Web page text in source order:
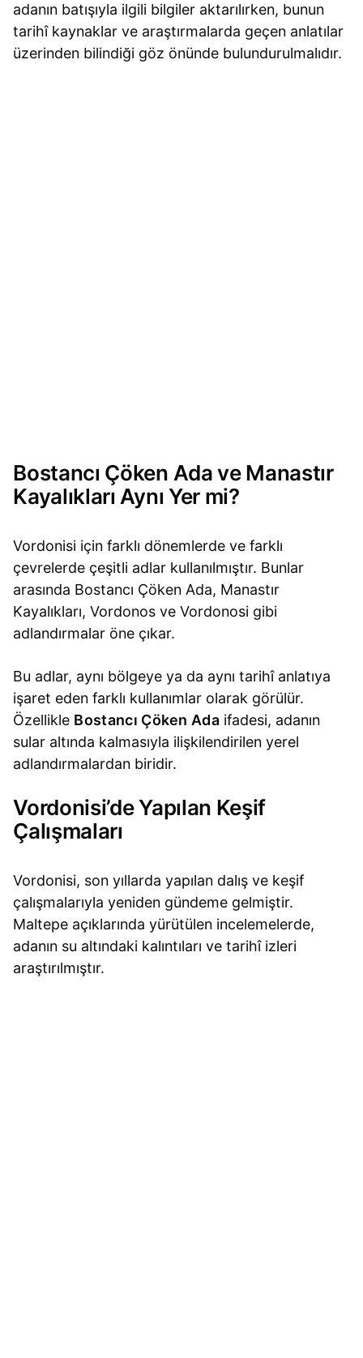
adanın batışıyla ilgili bilgiler aktarılırken, bunun
tarihî kaynaklar ve araştırmalarda geçen anlatılar
üzerinden bilindiği göz önünde bulundurulmalıdır.
Bostancı Çöken Ada ve Manastır
Kayalıkları Aynı Yer mi?
Vordonisi için farklı dönemlerde ve farklı
çevrelerde çeşitli adlar kullanılmıştır. Bunlar
arasında Bostancı Çöken Ada, Manastır
Kayalıkları, Vordonos ve Vordonosi gibi
adlandırmalar öne çıkar.
Bu adlar, aynı bölgeye ya da aynı tarihî anlatıya
işaret eden farklı kullanımlar olarak görülür.
Özellikle Bostancı Çöken Ada ifadesi, adanın
sular altında kalmasıyla ilişkilendirilen yerel
adlandırmalardan biridir.
Vordonisi’de Yapılan Keşif
Çalışmaları
Vordonisi, son yıllarda yapılan dalış ve keşif
çalışmalarıyla yeniden gündeme gelmiştir.
Maltepe açıklarında yürütülen incelemelerde,
adanın su altındaki kalıntıları ve tarihî izleri
araştırılmıştır.